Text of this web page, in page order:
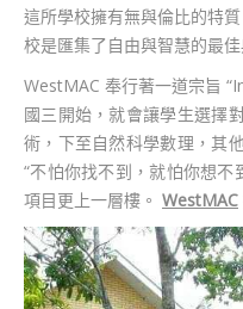
這所學校擁有無與倫比的特
校是匯集了自由與智慧的最佳
WestMAC 奉行著一道宗旨
國三開始，就會讓學生選擇
術，下至自然科學數理，其
“不怕你找不到，就怕你想
項目更上一層樓。 WestMAC